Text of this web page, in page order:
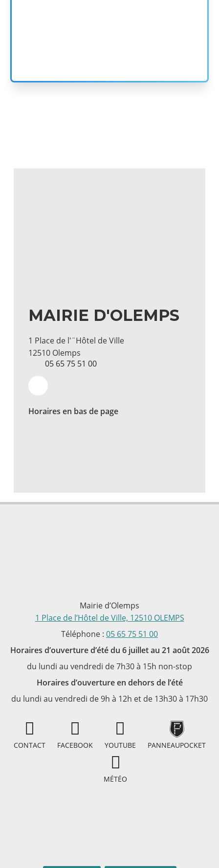
MAIRIE D'OLEMPS
1 Place de l'¨Hôtel de Ville
12510 Olemps
05 65 75 51 00
Horaires en bas de page
Mairie d’Olemps
1 Place de l’Hôtel de Ville, 12510 OLEMPS
Téléphone : 05 65 75 51 00
Horaires d’ouverture d’été du 6 juillet au 21 août 2026
du lundi au vendredi de 7h30 à 15h non-stop
Horaires d’ouverture en dehors de l’été
du lundi au vendredi de 9h à 12h et de 13h30 à 17h30
CONTACT FACEBOOK YOUTUBE PANNEAUPOCKET
MÉTÉO